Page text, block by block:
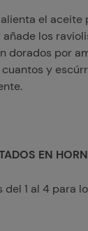
el aceite
los
dorados por
y
EN
del 1 al 4 para